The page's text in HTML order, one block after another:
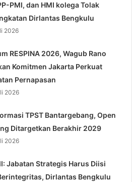
PMI, dan HMI kolega Tolak
Dirlantas Bengkulu
2026
RESPINA 2026, Wagub Rano
Komitmen Jakarta Perkuat
Pernapasan
2026
TPST Bantargebang, Open
Ditargetkan Berakhir 2029
2026
Jabatan Strategis Harus Diisi
Dirlantas Bengkulu